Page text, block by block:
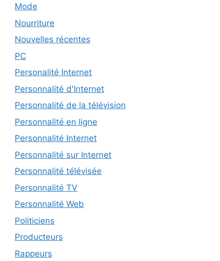
Mode
Nourriture
Nouvelles récentes
PC
Personalité Internet
Personnalité d'Internet
Personnalité de la télévision
Personnalité en ligne
Personnalité Internet
Personnalité sur Internet
Personnalité télévisée
Personnalité TV
Personnalité Web
Politiciens
Producteurs
Rappeurs